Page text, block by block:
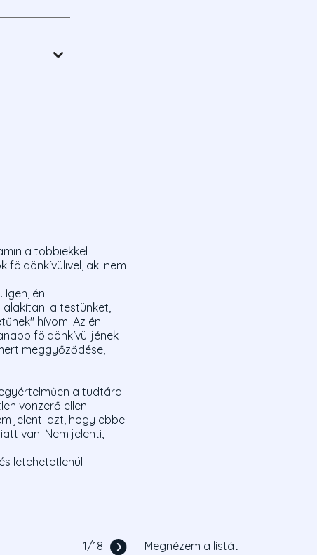
a többiekkel
földönkívülivel, aki nem
én.
alakítani a testünket,
hívom. Az én
földönkívülijének
meggyőződése,
a tudtára
vonzerő ellen.
jelenti azt, hogy ebbe
van. Nem jelenti,
letehetetlenül
1/18 Megnézem a listát